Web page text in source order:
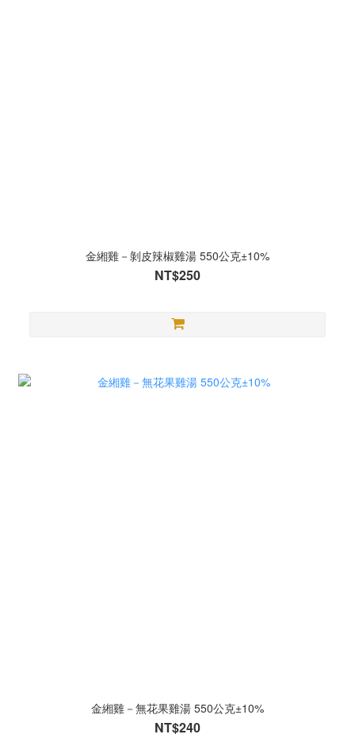
金緗雞－剝皮辣椒雞湯 550公克±10%
NT$250
金緗雞－無花果雞湯 550公克±10%
NT$240